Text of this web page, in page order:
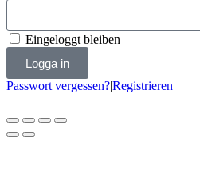
Eingeloggt bleiben
Logga in
Passwort vergessen?|Registrieren